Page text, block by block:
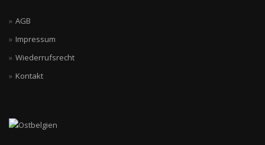
AGB
Impressum
Wiederrufsrecht
Kontakt